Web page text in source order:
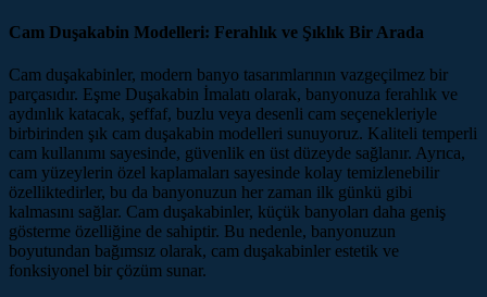
Cam Duşakabin Modelleri: Ferahlık ve Şıklık Bir Arada
Cam duşakabinler, modern banyo tasarımlarının vazgeçilmez bir
parçasıdır. Eşme Duşakabin İmalatı olarak, banyonuza ferahlık ve
aydınlık katacak, şeffaf, buzlu veya desenli cam seçenekleriyle
birbirinden şık cam duşakabin modelleri sunuyoruz. Kaliteli temperli
cam kullanımı sayesinde, güvenlik en üst düzeyde sağlanır. Ayrıca,
cam yüzeylerin özel kaplamaları sayesinde kolay temizlenebilir
özelliktedirler, bu da banyonuzun her zaman ilk günkü gibi
kalmasını sağlar. Cam duşakabinler, küçük banyoları daha geniş
gösterme özelliğine de sahiptir. Bu nedenle, banyonuzun
boyutundan bağımsız olarak, cam duşakabinler estetik ve
fonksiyonel bir çözüm sunar.